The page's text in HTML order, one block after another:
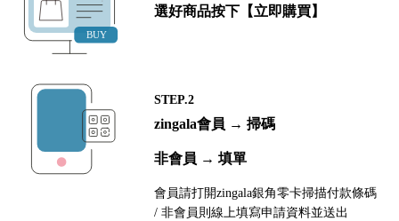
選好商品按下【立即購買】
STEP.2
zingala會員 → 掃碼
非會員 → 填單
會員請打開zingala銀角零卡掃描付款條碼
/ 非會員則線上填寫申請資料並送出